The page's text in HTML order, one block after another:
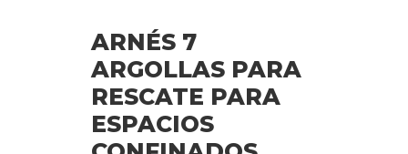
ARNÉS 7
ARGOLLAS PARA
RESCATE PARA
ESPACIOS